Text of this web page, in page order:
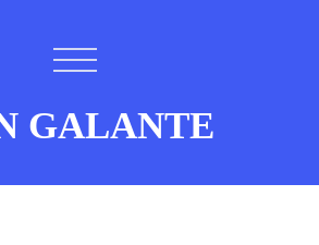
GALANTE